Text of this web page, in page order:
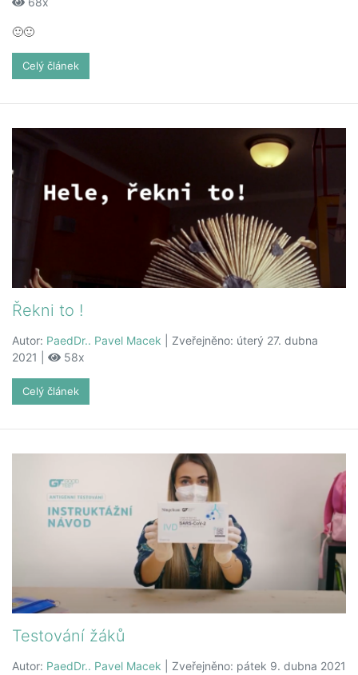
🙂🙂
Celý článek
Řekni to !
Autor: PaedDr.. Pavel Macek | Zveřejněno: úterý 27. dubna
2021 |
58x
Celý článek
Testování žáků
Autor: PaedDr.. Pavel Macek | Zveřejněno: pátek 9. dubna 2021